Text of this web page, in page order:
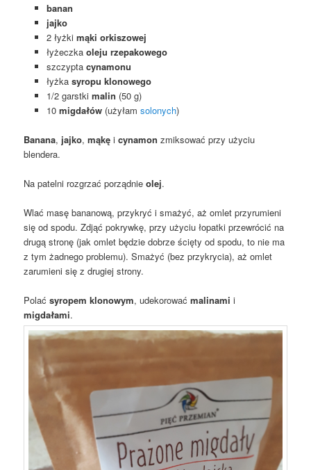
banan
jajko
2 łyżkimąki orkiszowej
łyżeczka oleju rzepakowego
szczyptacynamonu
łyżkasyropu klonowego
1/2 garstki malin (50 g)
10 migdałów(użyłam solonych)
Banana, jajko,mąkę icynamon zmiksować przy użyciu
blendera.
Na patelni rozgrzać porządnieolej.
Wlać masę bananową, przykryć i smażyć, aż omlet przyrumieni
się od spodu. Zdjąć pokrywkę, przy użyciu łopatki przewrócić na
drugą stronę (jak omlet będzie dobrze ścięty od spodu, to nie ma
z tym żadnego problemu). Smażyć (bez przykrycia), aż omlet
zarumieni się z drugiej strony.
Polaćsyropem klonowym, udekorować malinami i
migdałami.